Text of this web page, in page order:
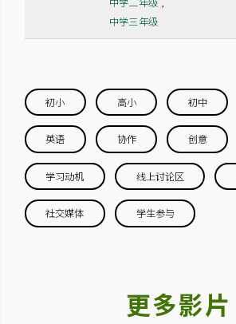
中学三年级
初小 高小 初中
英语 协作 创意
学习动机 线上讨论区
社交媒体 学生参与
更多影片